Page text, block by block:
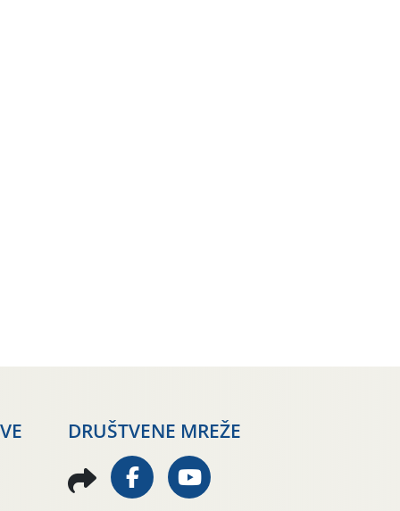
DRUŠTVENE MREŽE